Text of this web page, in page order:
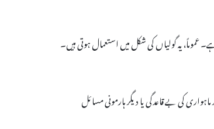
پر ماہواری کی بے قاعدگی یا دیگر ہارمونی مسائل